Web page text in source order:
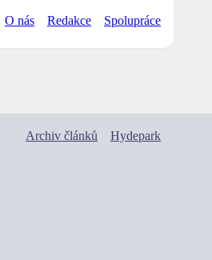
O nás Redakce Spolupráce
Archiv článků Hydepark